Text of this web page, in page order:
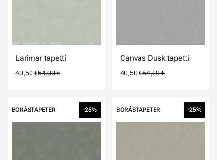
Larimar tapetti
40,50 €54,00 €
Canvas Dusk tapetti
40,50 €54,00 €
BORÅSTAPETER -25% BORÅSTAPETER -25%